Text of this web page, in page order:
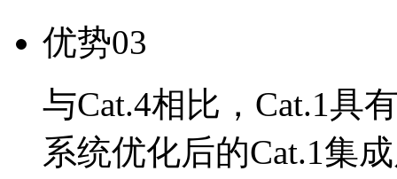
优势03
与Cat.4相比，Cat.1具
系统优化后的Cat.1集